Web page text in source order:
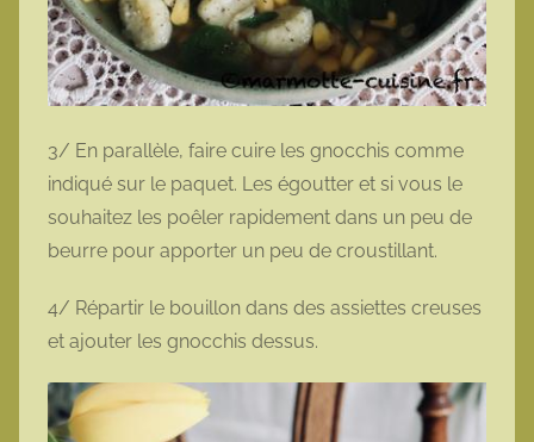
3/ En parallèle, faire cuire les gnocchis comme
indiqué sur le paquet. Les égoutter et si vous le
souhaitez les poêler rapidement dans un peu de
beurre pour apporter un peu de croustillant.
4/ Répartir le bouillon dans des assiettes creuses
et ajouter les gnocchis dessus.